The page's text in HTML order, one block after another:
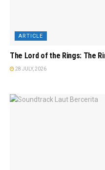
ARTICLE
The Lord of the Rings: The
28 JULY, 2026